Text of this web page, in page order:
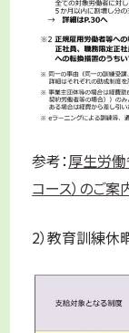
参考：厚生労
コース）のご案
2）教育訓練休